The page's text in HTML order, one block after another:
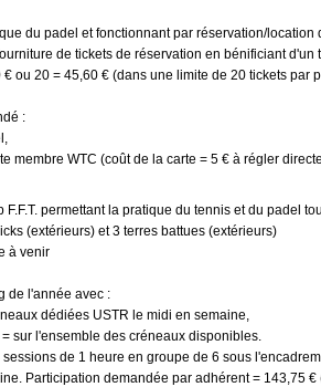
du padel et fonctionnant par réservation/location
de tickets de réservation en bénificiant d'un
ou 20 = 45,60 € (dans une limite de 20 tickets par
:
membre WTC (coût de la carte = 5 € à régler
permettant la pratique du tennis et du padel
(extérieurs) et 3 terres battues (extérieurs)
à venir
de l'année avec :
dédiées USTR le midi en semaine,
sur l'ensemble des créneaux disponibles.
de 1 heure en groupe de 6 sous
demandée par adhérent = 143,75 €